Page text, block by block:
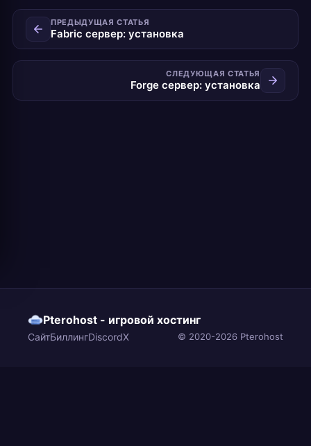
ПРЕДЫДУЩАЯ СТАТЬЯ
Fabric сервер: установка
СЛЕДУЮЩАЯ СТАТЬЯ
Forge сервер: установка
Pterohost - игровой хостинг
СайтБиллингDiscordX © 2020-2026 Pterohost